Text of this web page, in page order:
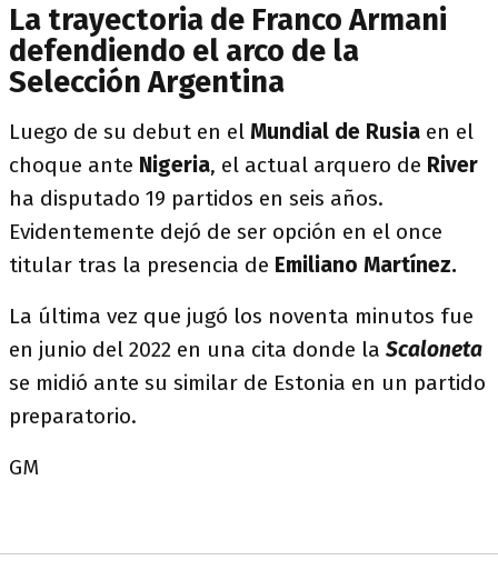
La trayectoria de Franco Armani
defendiendo el arco de la
Selección Argentina
Luego de su debut en el Mundial de Rusia en el
choque ante Nigeria, el actual arquero de River
ha disputado 19 partidos en seis años.
Evidentemente dejó de ser opción en el once
titular tras la presencia de Emiliano Martínez.
La última vez que jugó los noventa minutos fue
en junio del 2022 en una cita donde la Scaloneta
se midió ante su similar de Estonia en un partido
preparatorio.
GM